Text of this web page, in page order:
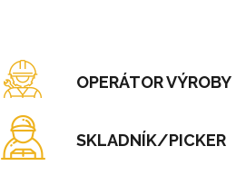
OPERÁTOR VÝROBY
SKLADNÍK/PICKER